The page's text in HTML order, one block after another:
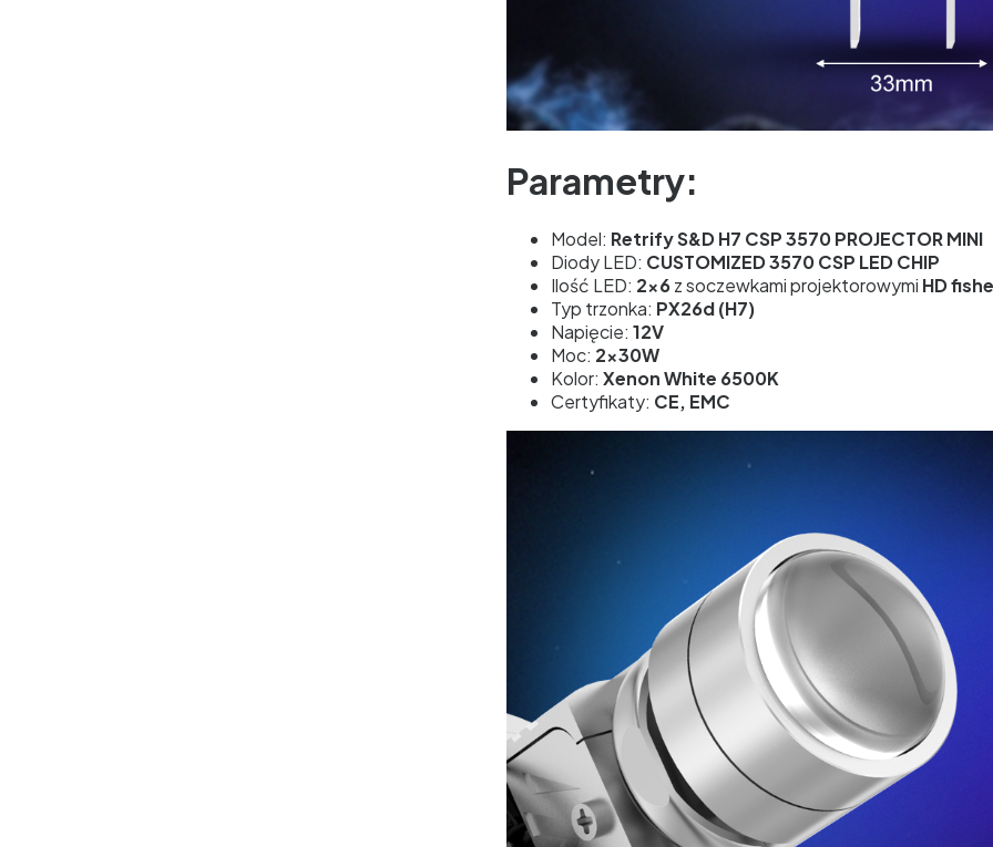
Parametry:
Model: Retrify S&D H7 CSP 3570 PROJECTOR MINI
Diody LED: CUSTOMIZED 3570 CSP LED CHIP
Ilość LED: 2x6z soczewkami projektorowymi HD
Typ trzonka: PX26d (H7)
Napięcie: 12V
Moc: 2x30W
Kolor: Xenon White 6500K
Certyfikaty: CE, EMC